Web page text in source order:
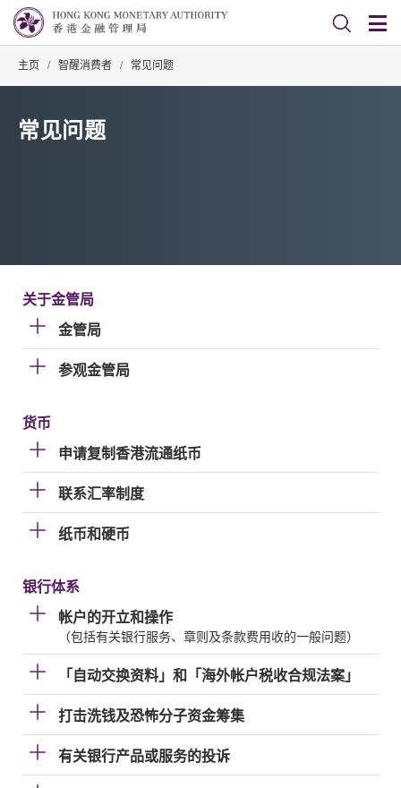
主页 / 智醒消费者 / 常见问题
常见问题
关于金管局
金管局
参观金管局
货币
申请复制香港流通纸币
联系汇率制度
纸币和硬币
银行体系
帐户的开立和操作
（包括有关银行服务、章则及条款费用收的一般问题）
「自动交换资料」和「海外帐户税收合规法案」
打击洗钱及恐怖分子资金筹集
有关银行产品或服务的投诉